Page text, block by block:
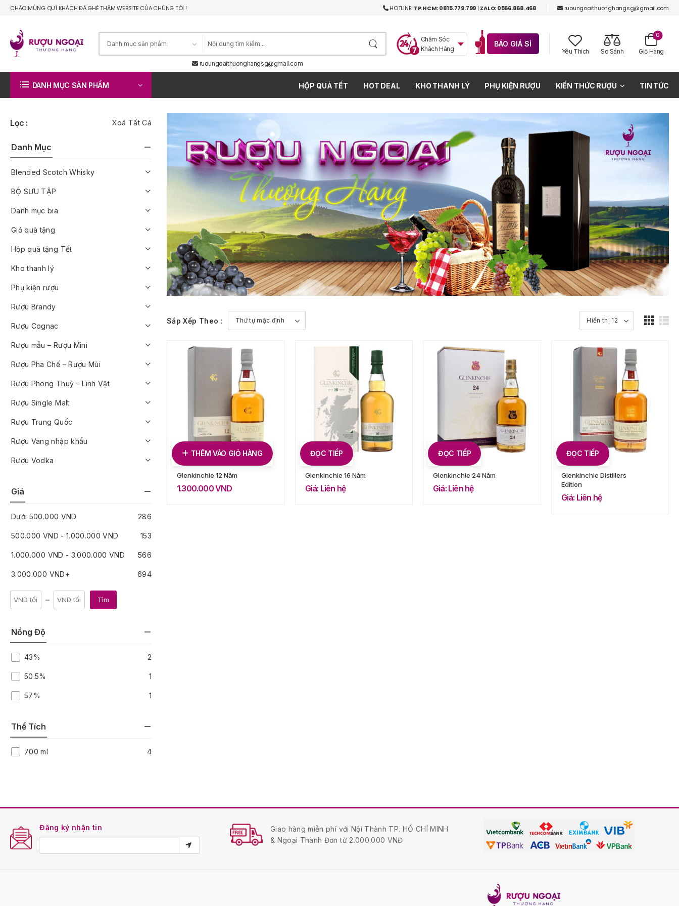
CHÀO MỪNG QUÍ KHÁCH ĐÃ GHÉ THĂM WEBSITE CỦA CHÚNG TÔI ! HOTLINE: TP.HCM: 0815.779.799 | ZALO: 0566.868.468 ruoungoaithuonghangsg@gmail.com
ruoungoaithuonghangsg@gmail.com
BÁO GIÁ SỈ
Chăm Sóc
Khách Hàng
Yêu Thích So Sánh Giỏ Hàng
0
DANH MỤC SẢN PHẨM HỘP QUÀ TẾT HOT DEAL KHO THANH LÝ PHỤ KIỆN RƯỢU KIẾN THỨC RƯỢU TIN TỨC
Lọc : Xoá Tất Cả
Danh Mục
Blended Scotch Whisky
BỘ SƯU TẬP
Danh mục bia
Giỏ quà tặng
Hộp quà tặng Tết
Kho thanh lý
Phụ kiện rượu
Rượu Brandy
Rượu Cognac
Rượu mẫu – Rượu Mini
Rượu Pha Chế – Rượu Mùi
Rượu Phong Thuỷ – Linh Vật
Rượu Single Malt
Rượu Trung Quốc
Rượu Vang nhập khẩu
Rượu Vodka
Giá
Dưới 500.000 VND 286
500.000 VND - 1.000.000VND 153
1.000.000 VND - 3.000.000VND 566
3.000.000 VND+ 694
Tìm
Nồng Độ
43% 2
50.5% 1
57% 1
Thể Tích
700 ml 4
Sắp Xếp Theo :
THÊM VÀO GIỎ HÀNG
Glenkinchie 12 Năm
1.300.000VND
ĐỌC TIẾP
Glenkinchie 16 Năm
Giá: Liên hệ
ĐỌC TIẾP
Glenkinchie 24 Năm
Giá: Liên hệ
ĐỌC TIẾP
Glenkinchie Distillers
Edition
Giá: Liên hệ
Đăng ký nhận tin
Giao hàng miễn phí với Nội Thành TP. HỒ CHÍ MINH
& Ngoại Thành Đơn từ 2.000.000 VNĐ